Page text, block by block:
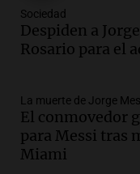
Audio.
Rosario
Episodios
Audio.Ley
en el
Sociedad
Despiden a
Rosario para el
La muerte de Jorge
El conmovedor
para Messi tras
Miami